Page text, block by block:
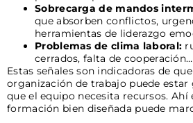
Sobrecarga de mandos
que absorben conflictos,
herramientas de liderazgo
Problemas de clima laboral:
cerrados, falta de cooperación…
Estas señales son indicadoras de
organización de trabajo puede estar
que el equipo necesita recursos. Ahí
formación bien diseñada puede